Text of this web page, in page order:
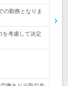
の勤務となりま
を考慮して決定